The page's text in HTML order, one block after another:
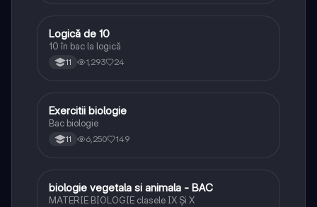
Logică
Logică de 10
10 în bac la logică
11 1,293 24
Biologie
Exercitii biologie
Bac biologie
11 6,250 149
Biologie
biologie vegetala si animala - BAC
MATERIE BIOLOGIE clasele IX Şi X